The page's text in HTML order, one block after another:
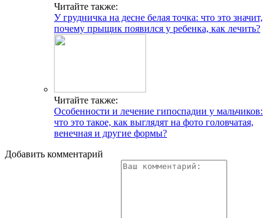
Читайте также:
У грудничка на десне белая точка: что это значит,
почему прыщик появился у ребенка, как лечить?
Читайте также:
Особенности и лечение гипоспадии у мальчиков:
что это такое, как выглядят на фото головчатая,
венечная и другие формы?
Добавить комментарий